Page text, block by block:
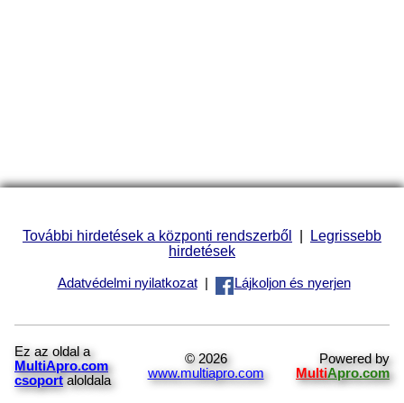
További hirdetések a központi rendszerből | Legrissebb
hirdetések
Adatvédelmi nyilatkozat| Lájkoljon és nyerjen
Ez az oldal a
MultiApro.com
csoport aloldala
© 2026
www.multiapro.com
Powered by
MultiApro.com